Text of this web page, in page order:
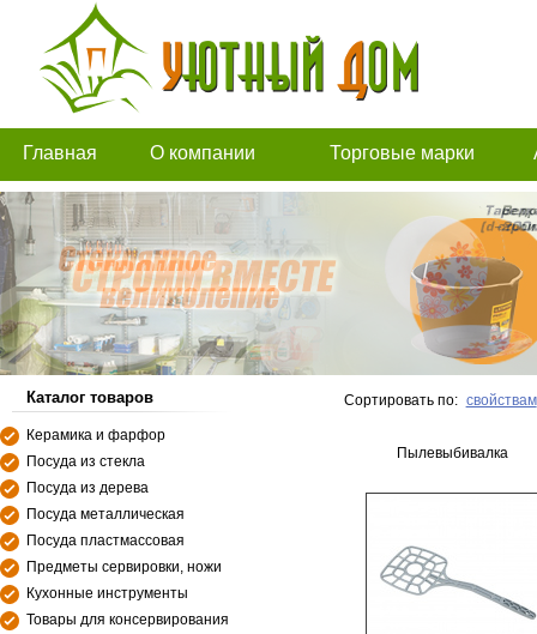
Главная О компании Торговые марки
Каталог товаров
Керамика и фарфор
Посуда из стекла
Посуда из дерева
Посуда металлическая
Посуда пластмассовая
Предметы сервировки, ножи
Кухонные инструменты
Товары для консервирования
Сортировать по: свойствам
Пылевыбивалка